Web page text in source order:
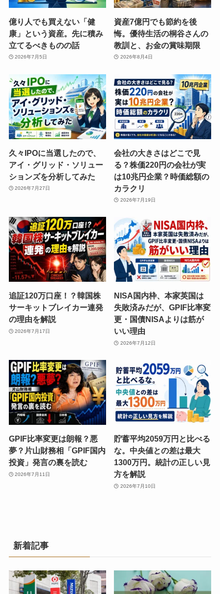
億り人でも買えない「健
康」という資産。先に積み
立てるべきものの話
2026年7月5日
資産7億円でも節約を後
悔。優待生活の桐谷さんの
教訓と、お金の賞味期限
2026年8月4日
久々IPOに当選したので、
アイ・グリッド・ソリュー
ションズを分析してみた
2026年7月27日
会社の大きさはどこで見
る？株価220円の会社が実
は10兆円企業？時価総額の
カラクリ
2026年7月19日
追証120万口座！？韓国株
サーキットブレイカー連発
の理由を解説
2026年7月17日
NISA国内枠、本家英国は
失敗済みだが、GPIF比率変
更・国債NISAよりは筋が
いい理由
2026年7月12日
GPIF比率変更は朗報？悪
夢？片山財務相「GPIF国内
投資」発言の裏を読む
2026年7月11日
貯蓄平均2059万円と比べる
な。中央値との差は最大
1300万円。統計の正しい見
方を解説
2026年7月10日
新着記事